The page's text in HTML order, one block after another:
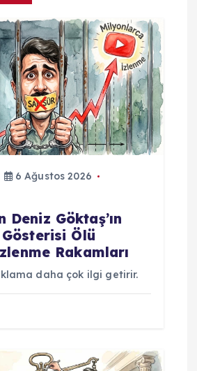
6 Ağustos 2026
Deniz Göktaş’ın
Ölü
Rakamları
daha çok ilgi getirir.